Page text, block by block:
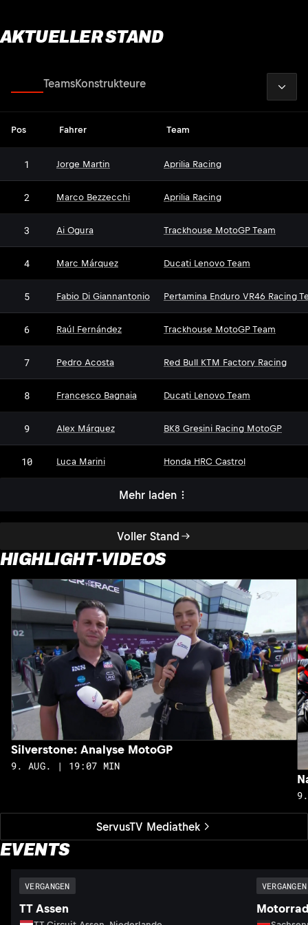
AKTUELLER STAND
Voller Stand
TeamsKonstrukteure
Pos Fahrer Team
1 Jorge Martin Aprilia Racing
2 Marco Bezzecchi Aprilia Racing
3 Ai Ogura Trackhouse MotoGP Team
4 Marc Márquez Ducati Lenovo Team
5 Fabio Di Giannantonio Pertamina Enduro VR46 Racing
6 Raúl Fernández Trackhouse MotoGP Team
7 Pedro Acosta Red Bull KTM Factory Racing
8 Francesco Bagnaia Ducati Lenovo Team
9 Alex Márquez BK8 Gresini Racing MotoGP
10 Luca Marini Honda HRC Castrol
Mehr laden
HIGHLIGHT-VIDEOS
ServusTV Mediathek
Silverstone: Analyse MotoGP
9. AUG. | 19:07 MIN
EVENTS
VERGANGEN
TT Assen
VERGANGEN